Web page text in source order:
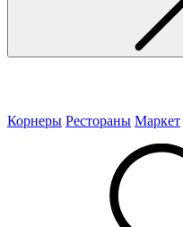
Корнеры Рестораны Маркет